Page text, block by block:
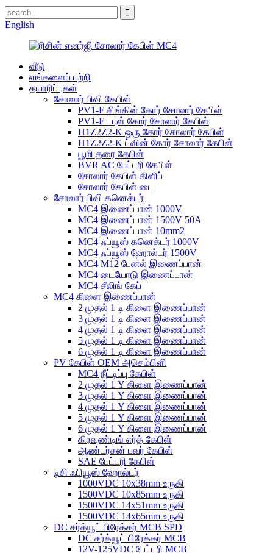
English
வீடு
எங்களைப் பற்றி
தயாரிப்புகள்
சோலார் பிவி கேபிள்
PV1-F சிங்கிள் கோர் சோலார் கேபிள்
PV1-F டபுள் கோர் சோலார் கேபிள்
H1Z2Z2-K ஒரு கோர் சோலார் கேபிள்
H1Z2Z2-K ட்வின் கோர் சோலார் கேபிள்
பூமி தரை கேபிள்
BVR AC பேட்டரி கேபிள்
சோலார் கேபிள் கிளிப்
சோலார் கேபிள் டை
சோலார் பிவி கனெக்டர்
MC4 இணைப்பான் 1000V
MC4 இணைப்பான் 1500V 50A
MC4 இணைப்பான் 10mm2
MC4 ஃப்யூஸ் கனெக்டர் 1000V
MC4 ஃப்யூஸ் ஹோல்டர் 1500V
MC4 M12 பேனல் இணைப்பான்
MC4 டையோடு இணைப்பான்
MC4 சீலிங் கேப்
MC4 கிளை இணைப்பான்
2 முதல் 1 டி கிளை இணைப்பான்
3 முதல் 1 டி கிளை இணைப்பான்
4 முதல் 1 டி கிளை இணைப்பான்
5 முதல் 1 டி கிளை இணைப்பான்
6 முதல் 1 டி கிளை இணைப்பான்
PV கேபிள் OEM அசெம்பிளி
MC4 நீட்டிப்பு கேபிள்
2 முதல் 1 Y கிளை இணைப்பான்
3 முதல் 1 Y கிளை இணைப்பான்
4 முதல் 1 Y கிளை இணைப்பான்
5 முதல் 1 Y கிளை இணைப்பான்
6 முதல் 1 Y கிளை இணைப்பான்
கிரவுண்டிங் எர்த் கேபிள்
ஆண்டர்சன் பவர் கேபிள்
SAE பேட்டரி கேபிள்
டிசி ஃபியூஸ் ஹோல்டர்
1000VDC 10x38mm உருகி
1500VDC 10x85mm உருகி
1500VDC 14x51mm உருகி
1500VDC 14x65mm உருகி
DC சர்க்யூட் பிரேக்கர் MCB SPD
DC சர்க்யூட் பிரேக்கர் MCB
12V-125VDC பேட்டரி MCB